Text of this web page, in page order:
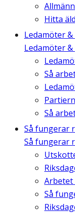
Hitta
Ledamöter
Ledamöter
Så
Så
Så fungerar
Så fungerar
Arbetet
Så